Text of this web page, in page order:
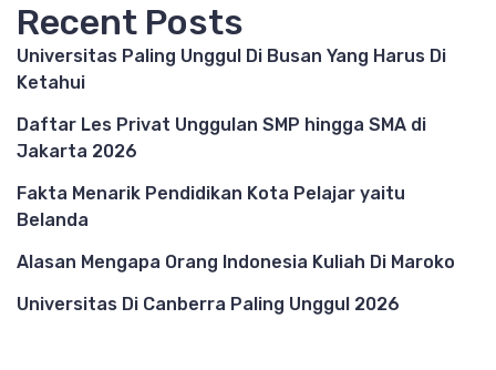
Recent Posts
Universitas Paling Unggul Di Busan Yang Harus Di
Ketahui
Daftar Les Privat Unggulan SMP hingga SMA di
Jakarta 2026
Fakta Menarik Pendidikan Kota Pelajar yaitu
Belanda
Alasan Mengapa Orang Indonesia Kuliah Di Maroko
Universitas Di Canberra Paling Unggul 2026